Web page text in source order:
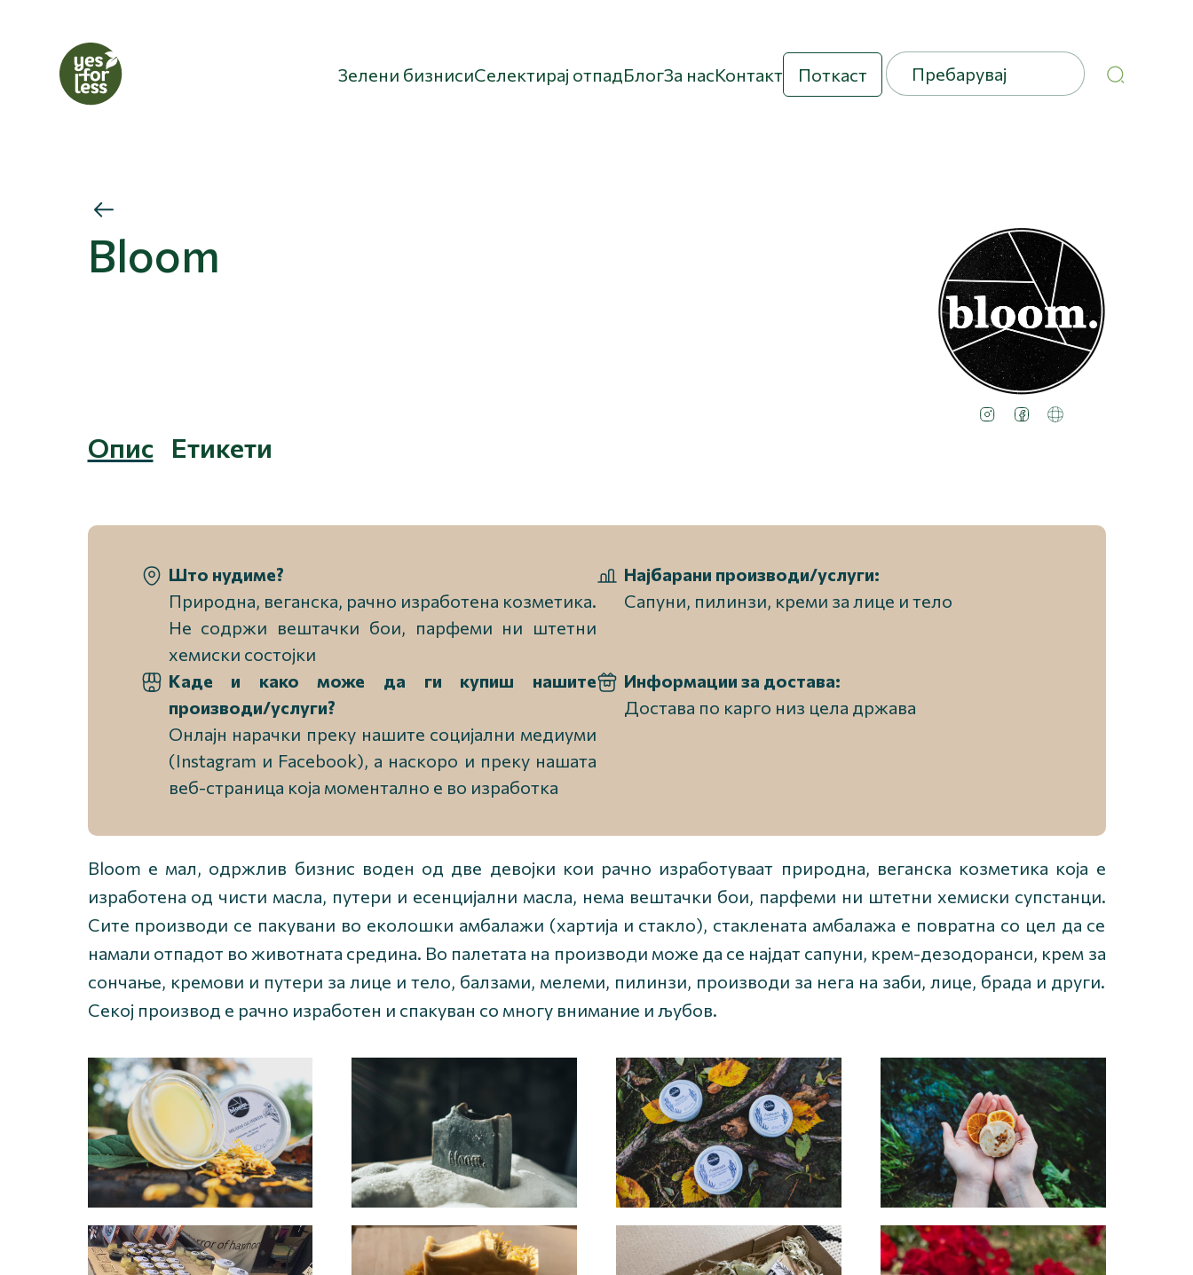
Зелени бизнисиСелектирај отпадБлогЗа насКонтакт Поткаст
Bloom
Опис Етикети
Што нудиме?
Природна, веганска, рачно изработена козметика.
Не содржи вештачки бои, парфеми ни штетни
хемиски состојки
Најбарани производи/услуги:
Сапуни, пилинзи, креми за лице и тело
Каде и како може да ги купиш нашите
производи/услуги?
Онлајн нарачки преку нашите социјални медиуми
(Instagram и Facebook), а наскоро и преку нашата
веб-страница која моментално е во изработка
Информации за достава:
Достава по карго низ цела држава
Bloom е мал, одржлив бизнис воден од две девојки кои рачно изработуваат природна, веганска козметика која е
изработена од чисти масла, путери и есенцијални масла, нема вештачки бои, парфеми ни штетни хемиски супстанци.
Сите производи се пакувани во еколошки амбалажи (хартија и стакло), стаклената амбалажа е повратна со цел да се
намали отпадот во животната средина. Во палетата на производи може да се најдат сапуни, крем-дезодоранси, крем за
сончање, кремови и путери за лице и тело, балзами, мелеми, пилинзи, производи за нега на заби, лице, брада и други.
Секој производ е рачно изработен и спакуван со многу внимание и љубов.